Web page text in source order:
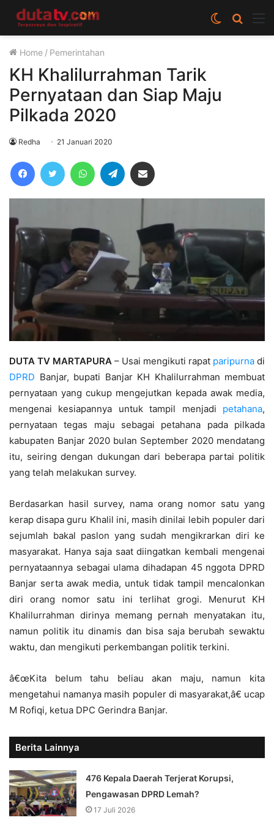
Cari
berita
Switch
skin
Home / Pemerintahan
KH Khalilurrahman Tarik
Pernyataan dan Siap Maju
Pilkada 2020
Redha 21 Januari 2020
FacebookTwitter WhatsAppTelegram
DUTA TV MARTAPURA – Usai mengikuti rapat paripurna di
DPRD Banjar, bupati Banjar KH Khalilurrahman membuat
pernyataan yang cukup mengejutkan kepada awak media,
mengenai kesiapannya untuk tampil menjadi petahana,
pernyataan tegas maju sebagai petahana pada pilkada
kabupaten Banjar 2020 bulan September 2020 mendatang
itu, seiring dengan dukungan dari beberapa partai politik
yang telah melakukan survey.
Berdasarkan hasil survey, nama orang nomor satu yang
kerap disapa guru Khalil ini, masih dinilai lebih populer dari
sejumlah bakal paslon yang sudah mengikrarkan diri ke
masyarakat. Hanya saja saat diingatkan kembali mengenai
pernyataannya sebagai ulama dihadapan 45 nggota DPRD
Banjar serta awak media, untuk tidak tampil mencalonkan
diri orang nomor satu ini terlihat grogi. Menurut KH
Khalilurrahman dirinya memang pernah menyatakan itu,
namun politik itu dinamis dan bisa saja berubah sewaktu
waktu, dan mengikuti perkembangan politik terkini.
â€œKita belum tahu beliau akan maju, namun kita
mengetahui namanya masih populer di masyarakat,â€ ucap
M Rofiqi, ketua DPC Gerindra Banjar.
Berita Lainnya
476 Kepala Daerah Terjerat Korupsi,
Pengawasan DPRD Lemah?
17 Juli 2026